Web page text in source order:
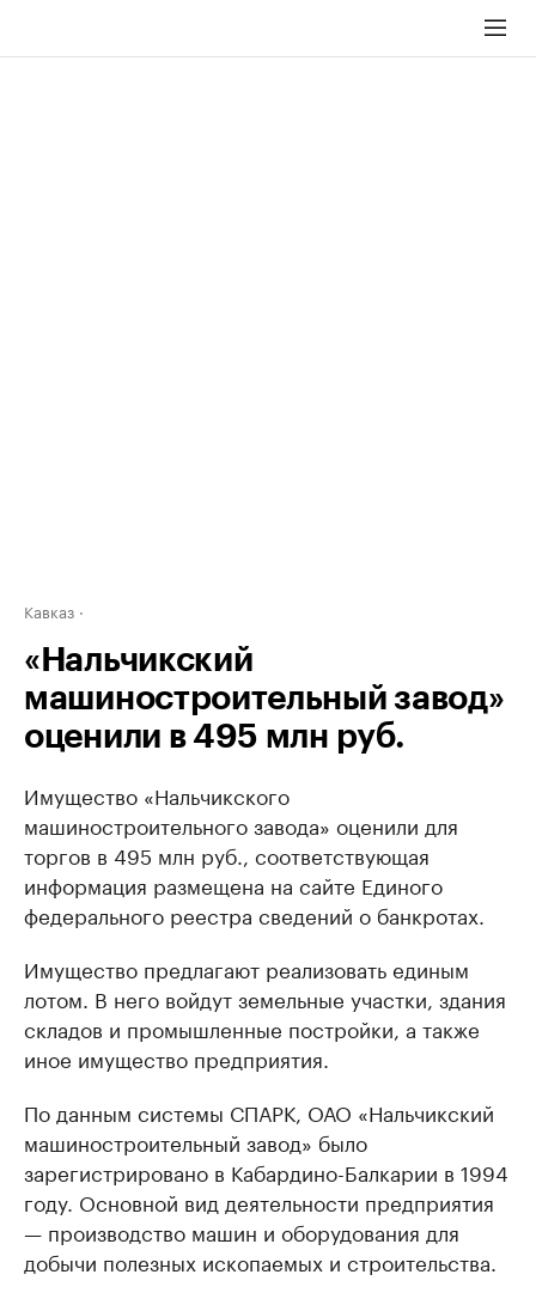
Кавказ
«Нальчикский
машиностроительный завод»
оценили в 495 млн руб.
Имущество «Нальчикского
машиностроительного завода» оценили для
торгов в 495 млн руб., соответствующая
информация размещена на сайте Единого
федерального реестра сведений о банкротах.
Имущество предлагают реализовать единым
лотом. В него войдут земельные участки, здания
складов и промышленные постройки, а также
иное имущество предприятия.
По данным системы СПАРК, ОАО «Нальчикский
машиностроительный завод» было
зарегистрировано в Кабардино-Балкарии в 1994
году. Основной вид деятельности предприятия
— производство машин и оборудования для
добычи полезных ископаемых и строительства.